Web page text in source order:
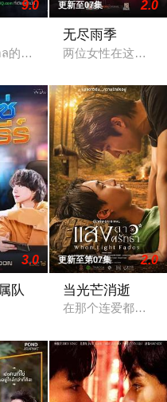
9.0
的小说Rule No.1: Don't Be
更新至07集 2.0
无尽雨季
两位女性在这部激
是爱情生活的起点。未来
3.0
队
更新至第07集 2.0
当光芒消逝
在那个连爱都是罪